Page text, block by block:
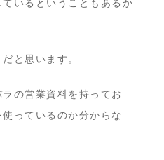
いるということもあるか
と思います。
の営業資料を持ってお
っているのか分からな